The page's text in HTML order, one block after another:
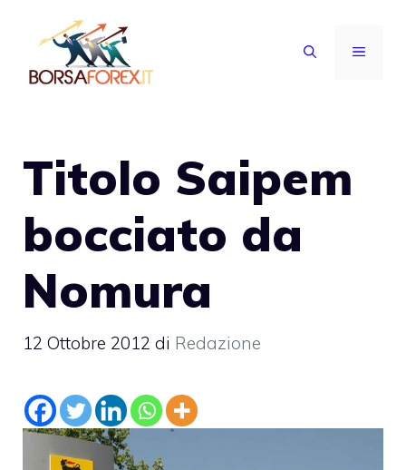
contenuto
MENU
Titolo Saipem
bocciato da
Nomura
12 Ottobre 2012 di Redazione